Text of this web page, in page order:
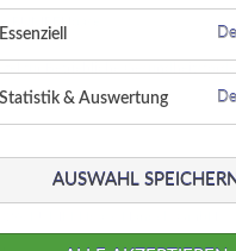
PUMPENoase
Essenziell
Statistik & Auswertung
AUSWAHL SPEICHERN